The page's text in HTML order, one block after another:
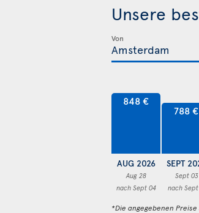
Unsere
Von
848 €
AUG 2026
Aug 28
nach Sept 04
788 €
SEPT
Sept 03
nach Sept
*Die angegebenen